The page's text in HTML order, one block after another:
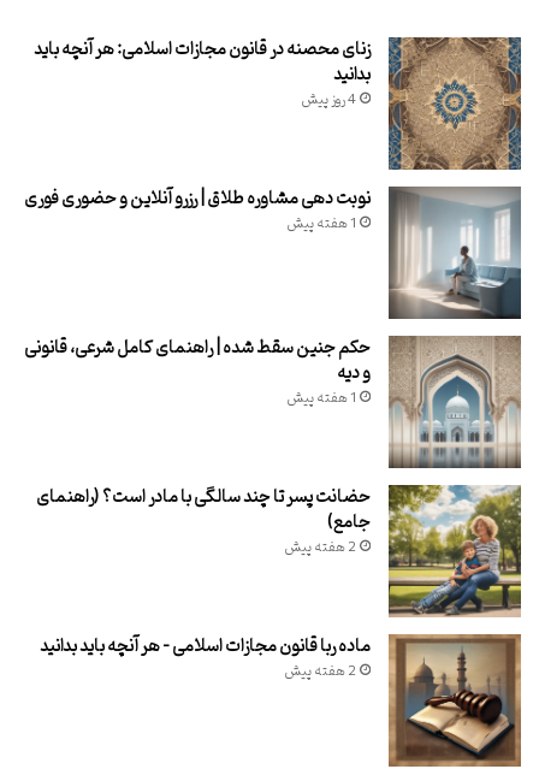
زنای محصنه در قانون مجازات اسلامی: هر آنچه باید
بدانید
4 روز پیش
نوبت دهی مشاوره طلاق | رزرو آنلاین و حضوری فوری
1 هفته پیش
حکم جنین سقط شده | راهنمای کامل شرعی، قانونی
و دیه
1 هفته پیش
حضانت پسر تا چند سالگی با مادر است؟ (راهنمای
جامع)
2 هفته پیش
ماده ربا قانون مجازات اسلامی – هر آنچه باید بدانید
2 هفته پیش